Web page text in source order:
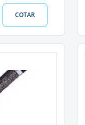
COTAR